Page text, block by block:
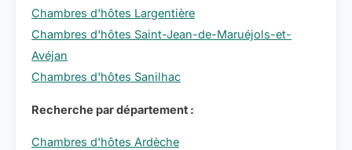
Chambres d'hôtes Largentière
Chambres d'hôtes Saint-Jean-de-Maruéjols-et-
Avéjan
Chambres d'hôtes Sanilhac
Recherche par département :
Chambres d'hôtes Ardèche